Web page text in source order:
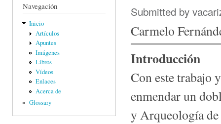
Navegación
Inicio
Artículos
Apuntes
Imágenes
Libros
Vídeos
Enlaces
Acerca de
Glossary
Submitted by
Carmelo
Introducción
Con este trabajo
enmendar un
y Arqueología de